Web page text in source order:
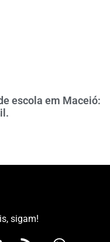
escola em Maceió:
sigam!